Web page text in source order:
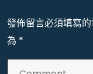
發佈留言必須填寫
為 *